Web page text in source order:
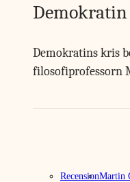
Demokratins kris
filosofiprofessorn
RecensionMartin